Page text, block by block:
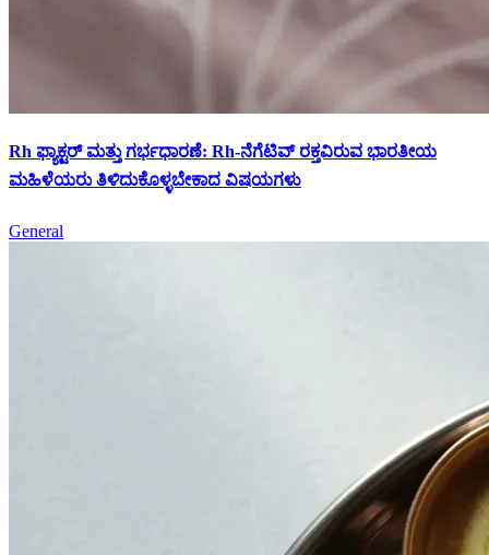
Rh ಫ್ಯಾಕ್ಟರ್ ಮತ್ತು ಗರ್ಭಧಾರಣೆ: Rh-ನೆಗೆಟಿವ್ ರಕ್ತವಿರುವ ಭಾರತೀಯ
ಮಹಿಳೆಯರು ತಿಳಿದುಕೊಳ್ಳಬೇಕಾದ ವಿಷಯಗಳು
General